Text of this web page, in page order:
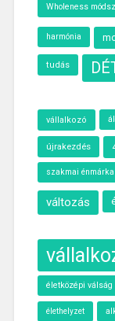
Wholeness
harmónia
tudás
vállalkozó
újrakezdés
szakmai énmárka
változás
életközépi válság
élethelyzet